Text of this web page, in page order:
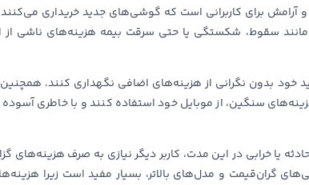
آرامش برای کاربرانی است که گوشی‌های جدید خریداری
سقوط، شکستگی یا حتی سرقت بیمه هزینه‌های ناشی از
خود بدون نگرانی از هزینه‌های اضافی نگهداری کنند.
سنگین، از موبایل خود استفاده کنند و با خاطری آسوده
یا خرابی در این مدت، کاربر دیگر نیازی به صرف هزینه‌های
گران‌قیمت و مدل‌های بالاتر، بسیار مفید است زیرا